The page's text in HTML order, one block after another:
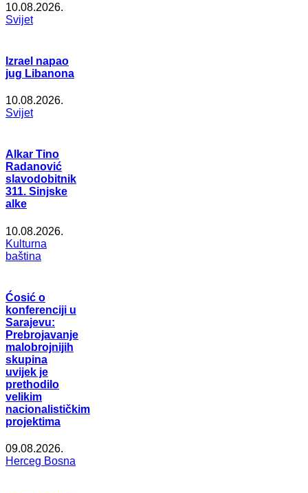
10.08.2026.
Svijet
Izrael napao
jug Libanona
10.08.2026.
Svijet
Alkar Tino
Radanović
slavodobitnik
311. Sinjske
alke
10.08.2026.
Kulturna
baština
Ćosić o
konferenciji u
Sarajevu:
Prebrojavanje
malobrojnijih
skupina
uvijek je
prethodilo
velikim
nacionalističkim
projektima
09.08.2026.
Herceg Bosna